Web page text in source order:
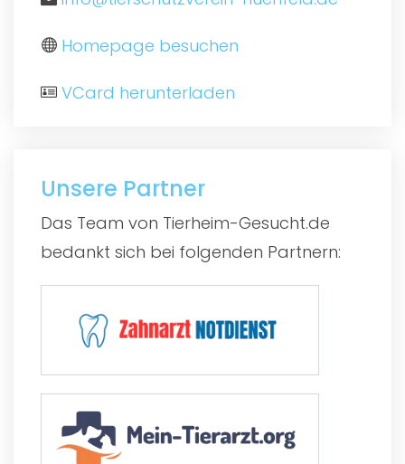
Homepage besuchen
VCard herunterladen
Unsere Partner
Das Team von Tierheim-Gesucht.de
bedankt sich bei folgenden Partnern: